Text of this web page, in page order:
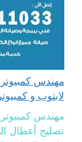
لابتوب و
مهندس كمبيوتر
تصليح أعطال